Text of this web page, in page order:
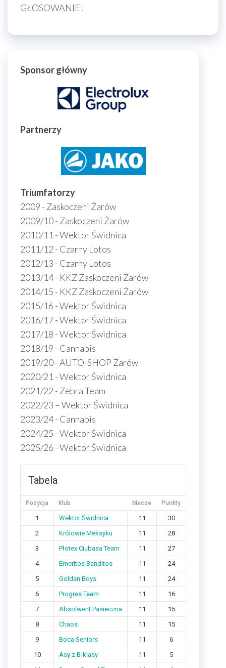
GŁOSOWANIE!
Sponsor główny
Partnerzy
Triumfatorzy
2009 - Zaskoczeni Żarów
2009/10 - Zaskoczeni Żarów
2010/11 - Wektor Świdnica
2011/12 - Czarny Lotos
2012/13 - Czarny Lotos
2013/14 - KKZ Zaskoczeni Żarów
2014/15 - KKZ Zaskoczeni Żarów
2015/16 - Wektor Świdnica
2016/17 - Wektor Świdnica
2017/18 - Wektor Świdnica
2018/19 - Cannabis
2019/20 - AUTO-SHOP Żarów
2020/21 - Wektor Świdnica
2021/22 - Zebra Team
2022/23 – Wektor Świdnica
2023/24 - Cannabis
2024/25 - Wektor Świdnica
2025/26 - Wektor Świdnica
Tabela
Pozycja Klub Mecze Punkty
1 Wektor Świdnica 11
30
2
Królowie Meksyku 11
28
3
Płotex Ciubasa Team 11
27
4
Emeritos Banditos 11
24
5
Golden Boys 11
24
6
Progres Team 11
16
7
Absolwent Pasieczna 11
15
8
Chaos 11
15
9
Boca Seniors 11
6
10
Asy z B-klasy 11
5